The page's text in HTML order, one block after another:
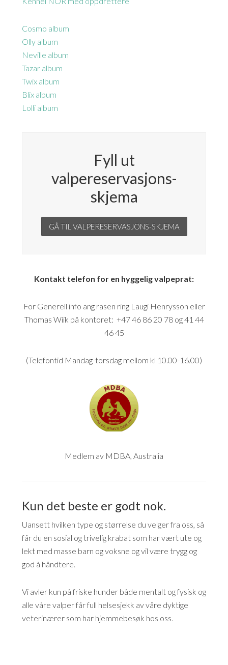
Cosmo album
Olly album
Neville album
Tazar album
Twix album
Blix album
Lolli album
Fyll ut
valpereservasjons-
skjema
GÅ TIL VALPERESERVASJONS-SKJEMA
Kontakt telefon for en hyggelig valpeprat:
For Generell info ang rasen ring Laugi Henrysson eller
Thomas Wiik på kontoret: +47 46 86 20 78 og 41 44
46 45
(Telefontid Mandag-torsdag mellom kl 10.00-16.00)
Medlem av MDBA, Australia
Kun det beste er godt nok.
Uansett hvilken type og størrelse du velger fra oss, så
får du en sosial og trivelig krabat som har vært ute og
lekt med masse barn og voksne og vil være trygg og
god å håndtere.
Vi avler kun på friske hunder både mentalt og fysisk og
alle våre valper får full helsesjekk av våre dyktige
veterinærer som har hjemmebesøk hos oss.